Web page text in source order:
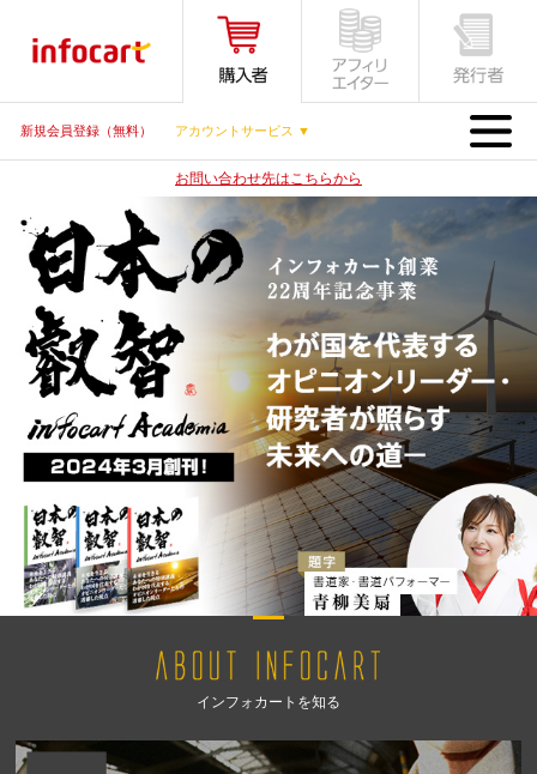
新規会員登録（無料） アカウントサービス ▼ MENU
お問い合わせ先はこちらから
インフォカートを知る